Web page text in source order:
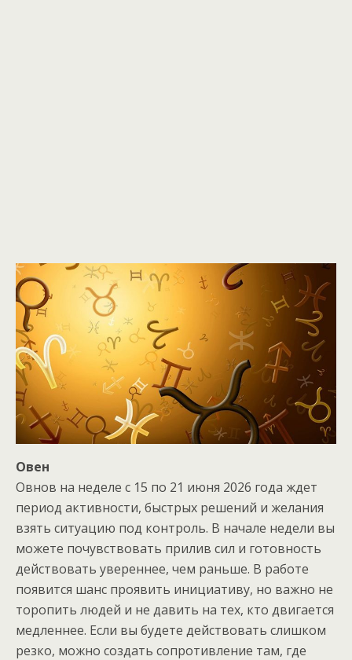
Овен
Овнов на неделе с 15 по 21 июня 2026 года ждет
период активности, быстрых решений и желания
взять ситуацию под контроль. В начале недели вы
можете почувствовать прилив сил и готовность
действовать увереннее, чем раньше. В работе
появится шанс проявить инициативу, но важно не
торопить людей и не давить на тех, кто двигается
медленнее. Если вы будете действовать слишком
резко, можно создать сопротивление там, где